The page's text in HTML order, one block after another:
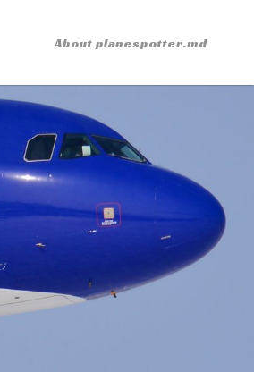
About planespotter.md